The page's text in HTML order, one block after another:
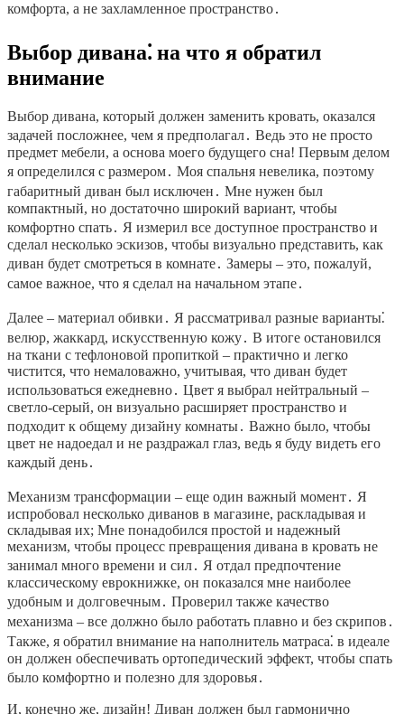
комфорта, а не захламленное пространство․
Выбор дивана⁚ на что я обратил
внимание
Выбор дивана, который должен заменить кровать, оказался
задачей посложнее, чем я предполагал․ Ведь это не просто
предмет мебели, а основа моего будущего сна! Первым делом
я определился с размером․ Моя спальня невелика, поэтому
габаритный диван был исключен․ Мне нужен был
компактный, но достаточно широкий вариант, чтобы
комфортно спать․ Я измерил все доступное пространство и
сделал несколько эскизов, чтобы визуально представить, как
диван будет смотреться в комнате․ Замеры – это, пожалуй,
самое важное, что я сделал на начальном этапе․
Далее – материал обивки․ Я рассматривал разные варианты⁚
велюр, жаккард, искусственную кожу․ В итоге остановился
на ткани с тефлоновой пропиткой – практично и легко
чистится, что немаловажно, учитывая, что диван будет
использоваться ежедневно․ Цвет я выбрал нейтральный –
светло-серый, он визуально расширяет пространство и
подходит к общему дизайну комнаты․ Важно было, чтобы
цвет не надоедал и не раздражал глаз, ведь я буду видеть его
каждый день․
Механизм трансформации – еще один важный момент․ Я
испробовал несколько диванов в магазине, раскладывая и
складывая их; Мне понадобился простой и надежный
механизм, чтобы процесс превращения дивана в кровать не
занимал много времени и сил․ Я отдал предпочтение
классическому еврокнижке, он показался мне наиболее
удобным и долговечным․ Проверил также качество
механизма – все должно было работать плавно и без скрипов․
Также, я обратил внимание на наполнитель матраса⁚ в идеале
он должен обеспечивать ортопедический эффект, чтобы спать
было комфортно и полезно для здоровья․
И, конечно же, дизайн! Диван должен был гармонично